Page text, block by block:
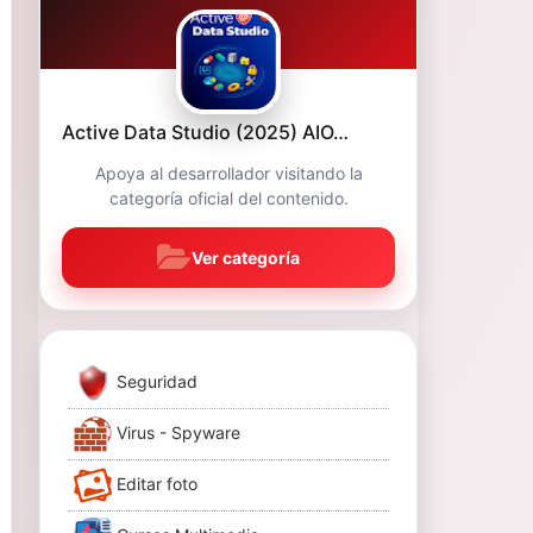
Active Data Studio (2025) AIO…
Apoya al desarrollador visitando la
categoría oficial del contenido.
Ver categoría
Seguridad
Virus - Spyware
Editar foto